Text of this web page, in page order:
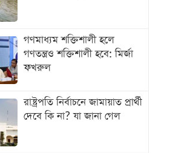
গণমাধ্যম শক্তিশালী হলে
গণতন্ত্রও শক্তিশালী হবে: মির্জা
ফখরুল
রাষ্ট্রপতি নির্বাচনে জামায়াত প্রার্থী
দেবে কি না? যা জানা গেল